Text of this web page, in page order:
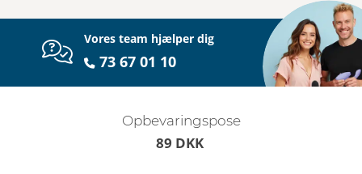
Vores team hjælper dig
73 67 01 10
Opbevaringspose
89 DKK